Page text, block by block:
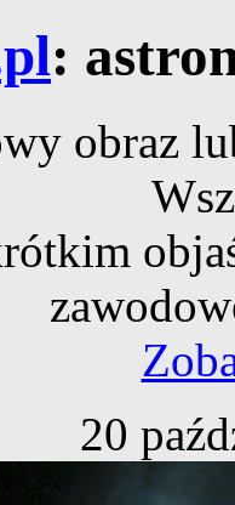
:
obraz
20